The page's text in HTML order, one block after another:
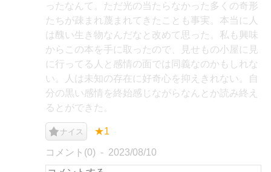
ったなんて。ただ光の当たらなかった多くの奇形
たちが疎まれ蔑まれてきたことも事実。本当に人
は醜い生き物なんだなと改めて思った。私も興味
からこの本を手に取ったので、見せもの小屋に見
に行ってる人と感情の面では同義なのかもしれな
い。人は未知の存在に好奇心を抑えきれない。自
分の黒い感情を終始感じながらなんとか読み終え
るとができた。
ナイス ★1
コメント(0) 2023/08/10